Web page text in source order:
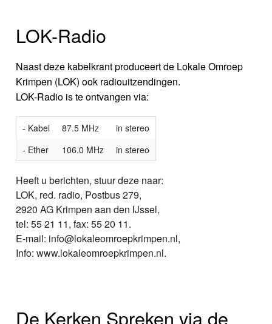
LOK-Radio
Naast deze kabelkrant produceert de Lokale Omroep
Krimpen (LOK) ook radiouitzendingen.
LOK-Radio is te ontvangen via:
- Kabel 87.5 MHz
in stereo
- Ether
106.0 MHz in stereo
Heeft u berichten, stuur deze naar:
LOK, red. radio, Postbus 279,
2920 AG Krimpen aan den IJssel,
tel: 55 21 11, fax: 55 20 11.
E-mail: info@lokaleomroepkrimpen.nl,
Info: www.lokaleomroepkrimpen.nl.
De Kerken Spreken via de